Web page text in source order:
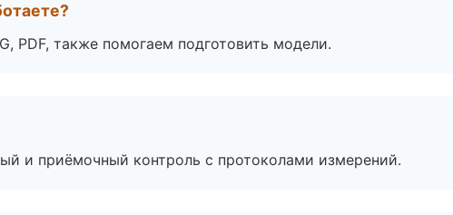
PDF, также помогаем подготовить модели.
и приёмочный контроль с протоколами измерений.